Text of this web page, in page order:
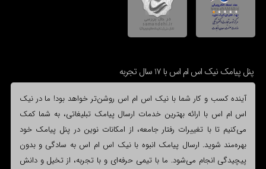
پنل پیامک نیک اس ام اس با 17 سال تجربه
آینده کسب و کار شما با نیک اس ام اس روشن‌تر خواهد بود! ما در نیک
اس ام اس با ارائه بهترین خدمات ارسال پیامک تبلیغاتی، به شما کمک
می‌کنیم تا با تغییرات رفتار جامعه، از امکانات نوین در پنل پیامک خود
بهره‌مند شوید. ارسال پیامک انبوه با نیک اس ام اس به سادگی و بدون
پیچیدگی انجام می‌شود. ما با تیمی حرفه‌ای و با تجربه، از تخیل و دانش